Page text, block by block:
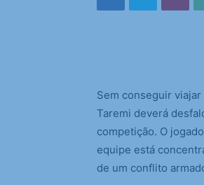
Sem conseguir
Taremi deverá
competição. O
equipe está
de um conflito